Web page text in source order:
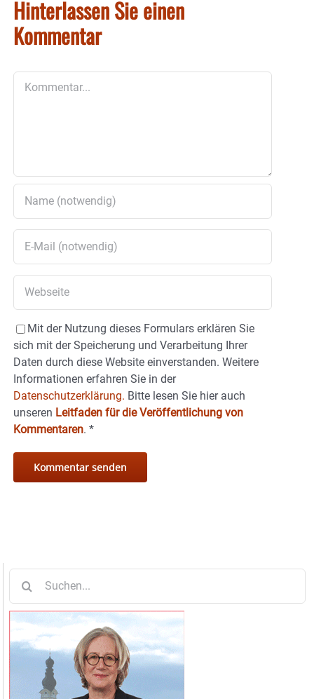
Hinterlassen Sie einen
Kommentar
Mit der Nutzung dieses Formulars erklären Sie
sich mit der Speicherung und Verarbeitung Ihrer
Daten durch diese Website einverstanden. Weitere
Informationen erfahren Sie in der
Datenschutzerklärung. Bitte lesen Sie hier auch
unseren Leitfaden für die Veröffentlichung von
Kommentaren. *
nach: